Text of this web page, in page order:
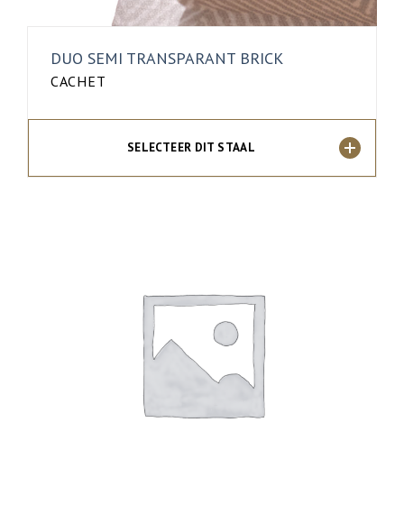
DUO SEMI TRANSPARANT BRICK
CACHET
SELECTEER DIT STAAL